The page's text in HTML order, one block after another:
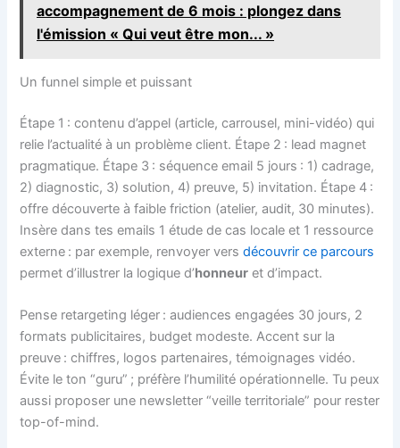
accompagnement de 6 mois : plongez dans
l'émission « Qui veut être mon... »
Un funnel simple et puissant
Étape 1 : contenu d’appel (article, carrousel, mini-vidéo) qui
relie l’actualité à un problème client. Étape 2 : lead magnet
pragmatique. Étape 3 : séquence email 5 jours : 1) cadrage,
2) diagnostic, 3) solution, 4) preuve, 5) invitation. Étape 4 :
offre découverte à faible friction (atelier, audit, 30 minutes).
Insère dans tes emails 1 étude de cas locale et 1 ressource
externe : par exemple, renvoyer versdécouvrir ce parcours
permet d’illustrer la logique d’honneur et d’impact.
Pense retargeting léger : audiences engagées 30 jours, 2
formats publicitaires, budget modeste. Accent sur la
preuve : chiffres, logos partenaires, témoignages vidéo.
Évite le ton “guru” ; préfère l’humilité opérationnelle. Tu peux
aussi proposer une newsletter “veille territoriale” pour rester
top-of-mind.